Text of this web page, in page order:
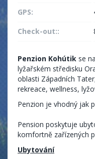
GPS:
Check-out::
Penzion Kohútik se
lyžařském středisku
oblasti Západních
rekreace, wellness,
Penzion je vhodný jak
Pension poskytuje
komfortně zařízených
Ubytování